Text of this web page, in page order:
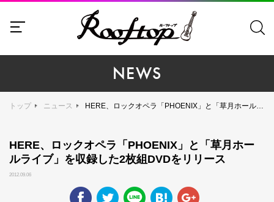
NEWS
トップ ニュース HERE、ロックオペラ「PHOENIX」と「草月ホールライブ」を収録した2枚組DVDをリリース
HERE、ロックオペラ「PHOENIX」と「草月ホー
ルライブ」を収録した2枚組DVDをリリース
2012.09.06